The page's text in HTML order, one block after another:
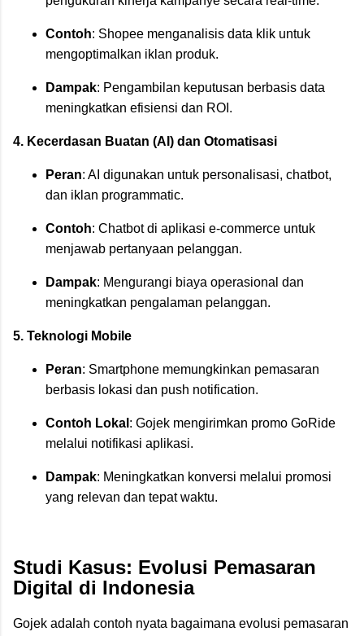
Contoh: Shopee menganalisis data klik untuk
mengoptimalkan iklan produk.
Dampak: Pengambilan keputusan berbasis data
meningkatkan efisiensi dan ROI.
4. Kecerdasan Buatan (AI) dan Otomatisasi
Peran: AI digunakan untuk personalisasi, chatbot,
dan iklan programmatic.
Contoh: Chatbot di aplikasi e-commerce untuk
menjawab pertanyaan pelanggan.
Dampak: Mengurangi biaya operasional dan
meningkatkan pengalaman pelanggan.
5. Teknologi Mobile
Peran: Smartphone memungkinkan pemasaran
berbasis lokasi dan push notification.
Contoh Lokal : Gojek mengirimkan promo GoRide
melalui notifikasi aplikasi.
Dampak: Meningkatkan konversi melalui promosi
yang relevan dan tepat waktu.
Studi Kasus: Evolusi Pemasaran
Digital di Indonesia
Gojek adalah contoh nyata bagaimana evolusi pemasaran